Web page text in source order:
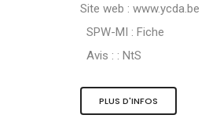
Site web : www.ycda.be
SPW-MI : Fiche
Avis : : NtS
PLUS D'INFOS